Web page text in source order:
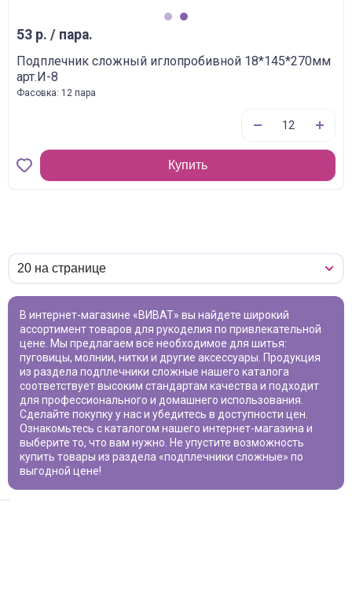
53 р. / пара.
Подплечник сложный иглопробивной 18*145*270мм
арт.И-8
Фасовка: 12 пара
Купить
В интернет-магазине «ВИВАТ» вы найдете широкий
ассортимент товаров для рукоделия по привлекательной
цене. Мы предлагаем всё необходимое для шитья:
пуговицы, молнии, нитки и другие аксессуары. Продукция
из раздела подплечники сложные нашего каталога
соответствует высоким стандартам качества и подходит
для профессионального и домашнего использования.
Сделайте покупку у нас и убедитесь в доступности цен.
Ознакомьтесь с каталогом нашего интернет-магазина и
выберите то, что вам нужно. Не упустите возможность
купить товары из раздела «подплечники сложные» по
выгодной цене!